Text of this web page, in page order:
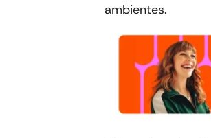
ambientes.